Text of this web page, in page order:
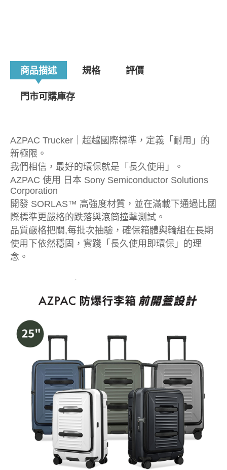
商品描述 規格 評價
門市可購庫存
AZPAC Trucker｜超越國際標準，定義「耐用」的
新極限。
我們相信，最好的環保就是「長久使用」。
AZPAC 使用 日本 Sony Semiconductor Solutions
Corporation
開發 SORLAS™ 高強度材質，並在滿載下通過比國
際標準更嚴格的跌落與滾筒撞擊測試。
品質嚴格把關,每批次抽驗，確保箱體與輪組在長期
使用下依然穩固，實踐「長久使用即環保」的理
念。